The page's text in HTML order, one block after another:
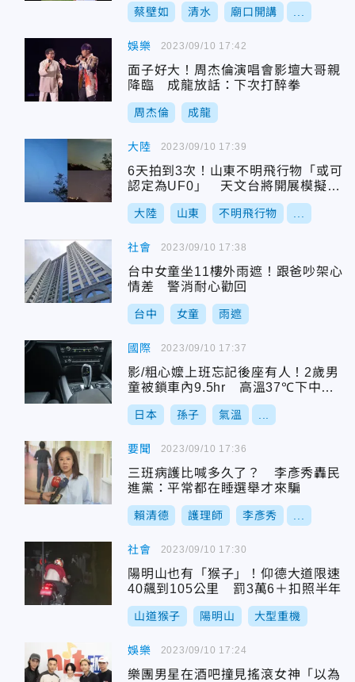
蔡壁如 清水 廟口開講
娛樂
面子好大！周杰倫演唱會影壇大哥親
降臨 成龍放話：下次打醉拳
周杰倫 成龍
2023/09/10 17:42
大陸
6天拍到3次！山東不明飛行物「或可
認定為UF0」 天文台將開展模擬實
驗
大陸 山東 不明飛行物
2023/09/10 17:39
社會
台中女童坐11樓外雨遮！跟爸吵架心
情差 警消耐心勸回
台中 女童 雨遮
2023/09/10 17:38
國際
影/粗心嬤上班忘記後座有人！2歲男
童被鎖車內9.5hr 高溫37℃下中暑
身亡
日本 孫子 氣溫
2023/09/10 17:37
要聞
三班病護比喊多久了？ 李彥秀轟民
進黨：平常都在睡選舉才來騙
賴清德 護理師 李彥秀
2023/09/10 17:36
社會
陽明山也有「猴子」！仰德大道限速
40飆到105公里 罰3萬6＋扣照半年
山道猴子 陽明山 大型重機
2023/09/10 17:30
娛樂
樂團男星在酒吧撞見搖滾女神「以為
2023/09/10 17:24